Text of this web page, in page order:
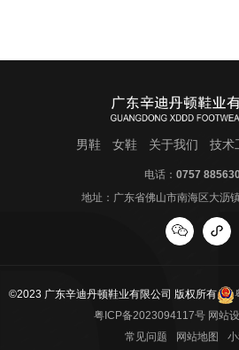
男鞋 女鞋 关于我们 技术
电话： 0757
地址：广东省佛山市南海区大沥
©2023 广东辛迪丹顿鞋业有限公司 版权所有
粤ICP备2023094117号网站设
常见问题
网站地图